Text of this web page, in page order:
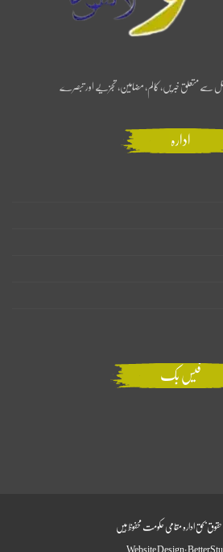
سے متعلق خبریں، کالم، مضامین، تجزیے اور تبصرے
ادارہ
فیس بک
حقوق بحق ادارہ مقامی حکومت محفوظ ہیں
Website Design: